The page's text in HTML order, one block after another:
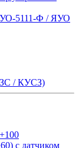
5111-Ф / ЯУО
/ КУСЗ)
с датчиком